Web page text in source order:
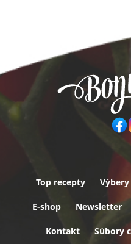
Päta
Top recepty
E-shop Newsletter
Kontakt Súbory